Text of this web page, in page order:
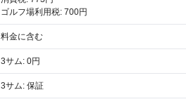
ゴルフ場利用税: 700円
料金に含む
3サム: 0円
3サム: 保証